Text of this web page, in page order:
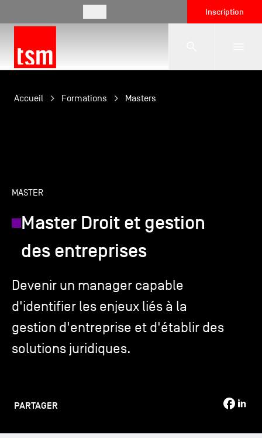
Inscription
L'école
Entreprises
International
TSM-Research
TSM Doctoral Programme
PARTAGER
Accueil Formations Masters
MASTER
Master Droit et gestion
des entreprises
Devenir un manager capable
d'identifier les enjeux liés à la
gestion d'entreprise et d'établir des
solutions juridiques.